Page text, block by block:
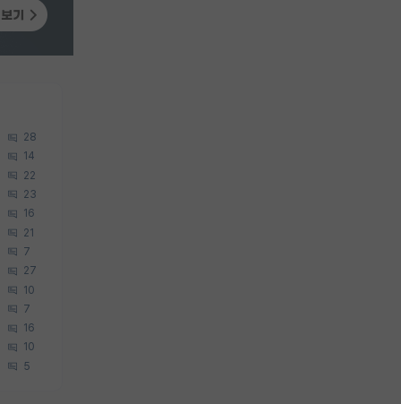
28
14
22
23
16
21
7
27
10
7
16
10
5